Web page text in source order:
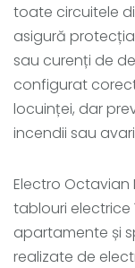
toate circuitele
asigură
sau curenți de
configurat
locuinței, dar
incendii sau
Electro
tablouri
apartamente și
realizate de